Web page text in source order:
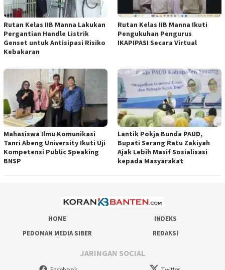
Rutan Kelas IIB Manna Lakukan
Pergantian Handle Listrik
Genset untuk Antisipasi Risiko
Kebakaran
Rutan Kelas IIB Manna Ikuti
Pengukuhan Pengurus
IKAPIPASI Secara Virtual
Mahasiswa Ilmu Komunikasi
Tanri Abeng University Ikuti Uji
Kompetensi Public Speaking
BNSP
Lantik Pokja Bunda PAUD,
Bupati Serang Ratu Zakiyah
Ajak Lebih Masif Sosialisasi
kepada Masyarakat
HOME
INDEKS
PEDOMAN MEDIA SIBER
REDAKSI
JARINGAN SOCIAL